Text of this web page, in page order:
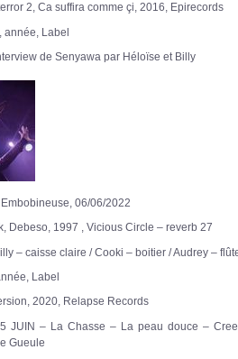
2, Ca suffira comme çi, 2016, Epirecords
année, Label
de Senyawa par Héloïse et Billy
06/06/2022
Debeso, 1997 , Vicious Circle – reverb 27
– caisse claire / Cooki – boitier / Audrey –
Label
2020, Relapse Records
JUIN – La Chasse – La peau douce –
Gueule